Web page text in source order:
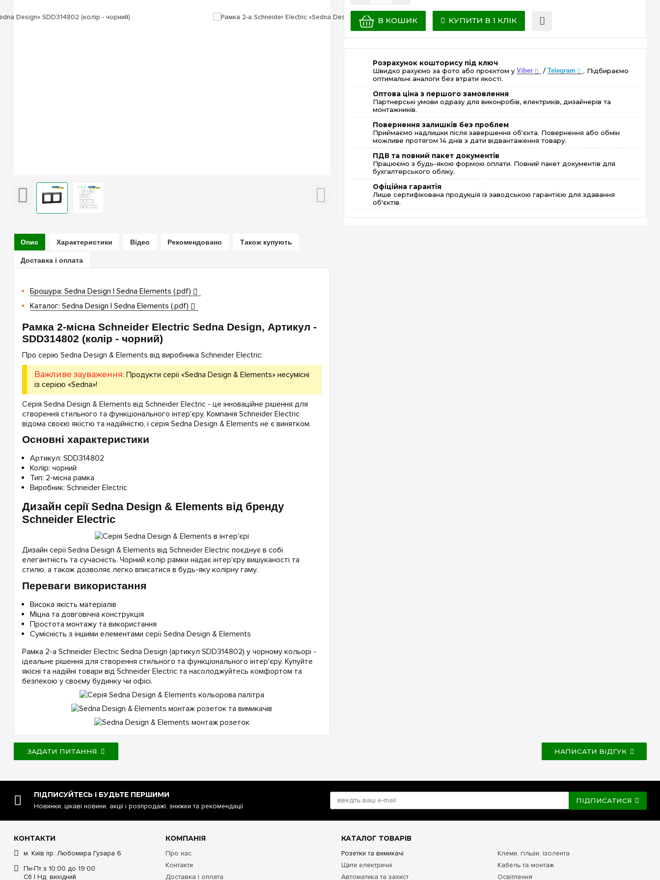
В КОШИК КУПИТИ В 1 КЛІК
Розрахунок кошторису під ключ
Швидко рахуємо за фото або проєктом уViber / Telegram
. Підбираємо
оптимальні аналоги без втрати якості.
Оптова ціна з першого замовлення
Партнерські умови одразу для виконробів, електриків, дизайнерів та
монтажників.
Повернення залишків без проблем
Приймаємо надлишки після завершення об'єкта. Повернення або обмін
можливе протягом 14 днів з дати відвантаження товару.
ПДВ та повний пакет документів
Працюємо з будь-якою формою оплати. Повний пакет документів для
бухгалтерського обліку.
Офіційна гарантія
Лише сертифікована продукція із заводською гарантією для здавання
об'єктів.
Опис Характеристики Відео Рекомендовано Також купують
Доставка і оплата
Брошура: Sedna Design | Sedna Elements (.pdf)
Каталог: Sedna Design | Sedna Elements (.pdf)
Рамка 2-місна Schneider Electric Sedna Design, Артикул -
SDD314802 (колір - чорний)
Про серію Sedna Design & Elements від виробника Schneider Electric:
Важливе зауваження: Продукти серії «Sedna Design & Elements» несумісні
із серією «Sedna»!
Серія Sedna Design & Elements від Schneider Electric - це інноваційне рішення для
створення стильного та функціонального інтер'єру. Компанія Schneider Electric
відома своєю якістю та надійністю, і серія Sedna Design & Elements не є винятком.
Основні характеристики
Артикул: SDD314802
Колір: чорний
Тип: 2-місна рамка
Виробник: Schneider Electric
Дизайн серії Sedna Design & Elements від бренду
Schneider Electric
Дизайн серії Sedna Design & Elements від Schneider Electric поєднує в собі
елегантність та сучасність. Чорний колір рамки надає інтер'єру вишуканості та
стилю, а також дозволяє легко вписатися в будь-яку колірну гаму.
Переваги використання
Висока якість матеріалів
Міцна та довговічна конструкція
Простота монтажу та використання
Сумісність з іншими елементами серії Sedna Design & Elements
Рамка 2-а Schneider Electric Sedna Design (артикул SDD314802) у чорному кольорі -
ідеальне рішення для створення стильного та функціонального інтер'єру. Купуйте
якісні та надійні товари від Schneider Electric та насолоджуйтесь комфортом та
безпекою у своєму будинку чи офісі.
ЗАДАТИ ПИТАННЯ НАПИСАТИ ВІДГУК
ПІДПИСУЙТЕСЬ І БУДЬТЕ ПЕРШИМИ
Новинки, цікаві новини, акції і розпродажі, знижки та рекомендації
ПІДПИСАТИСЯ
КОНТАКТИ
м. Київ пр. Любомира Гузара 6
Пн-Пт з 10:00 до 19:00
Сб | Нд: вихідний
КОМПАНІЯ
Про нас
Контакти
Доставка і оплата
КАТАЛОГ ТОВАРІВ
Розетки та вимикачі
Щити електричні
Автоматика та захист
Клеми, гільзи, ізолента
Кабель та монтаж
Освітлення